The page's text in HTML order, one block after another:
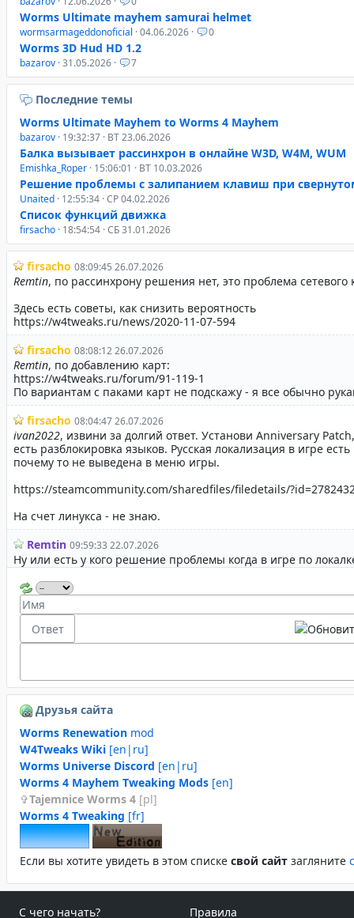
Worms Ultimate mayhem samurai helmet
wormsarmageddonoficial · 04.06.2026 · 0
Worms 3D Hud HD 1.2
bazarov · 31.05.2026 · 7
Последние темы
Worms Ultimate Mayhem to Worms 4 Mayhem
bazarov · 19:32:37 · ВТ 23.06.2026
Балка вызывает рассинхрон в онлайне W3D, W4M, WUM
Emishka_Roper · 15:06:01 · ВТ 10.03.2026
Решение проблемы с залипанием клавиш при
Unaited · 12:55:34 · СР 04.02.2026
Список функций движка
firsacho · 18:54:54 · СБ 31.01.2026
Друзья сайта
Worms Renewation mod
W4Tweaks Wiki [en|ru]
Worms Universe Discord [en|ru]
Worms 4 Mayhem Tweaking Mods [en]
Tajemnice Worms 4 [pl]
Worms 4 Tweaking [fr]
Если вы хотите увидеть в этом спиcке свой сайт загляните
С чего начать?
Правила